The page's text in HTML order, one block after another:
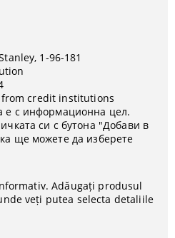
1-96-181
credit institutions
е с информационна цел.
си с бутона "Добави в
ще можете да изберете
Adăugați produsul
veți putea selecta detaliile